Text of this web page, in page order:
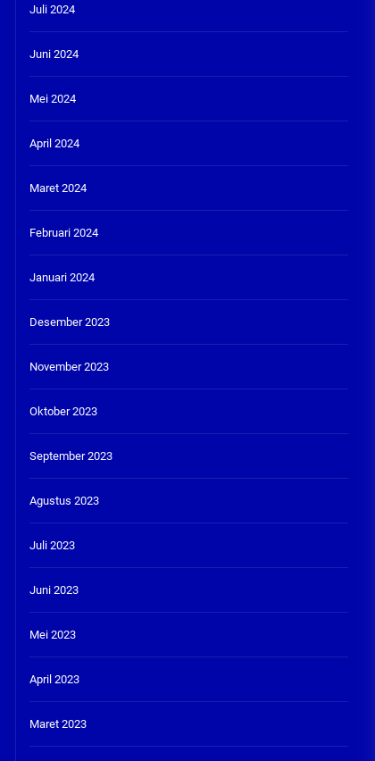
Juli 2024
Juni 2024
Mei 2024
April 2024
Maret 2024
Februari 2024
Januari 2024
Desember 2023
November 2023
Oktober 2023
September 2023
Agustus 2023
Juli 2023
Juni 2023
Mei 2023
April 2023
Maret 2023